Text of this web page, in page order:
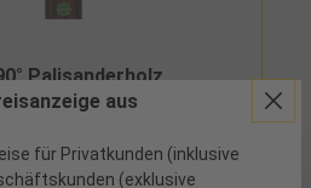
Palisanderholz
aus
für Privatkunden (inklusive
(exklusive